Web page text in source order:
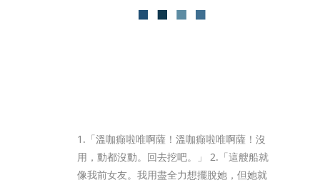
1.「溫咖癲啦唯啊薩！溫咖癲啦唯啊薩！沒
用，動都沒動。回去挖吧。」 2.「這艘船就
像我前女友。我用盡全力想擺脫她，但她就